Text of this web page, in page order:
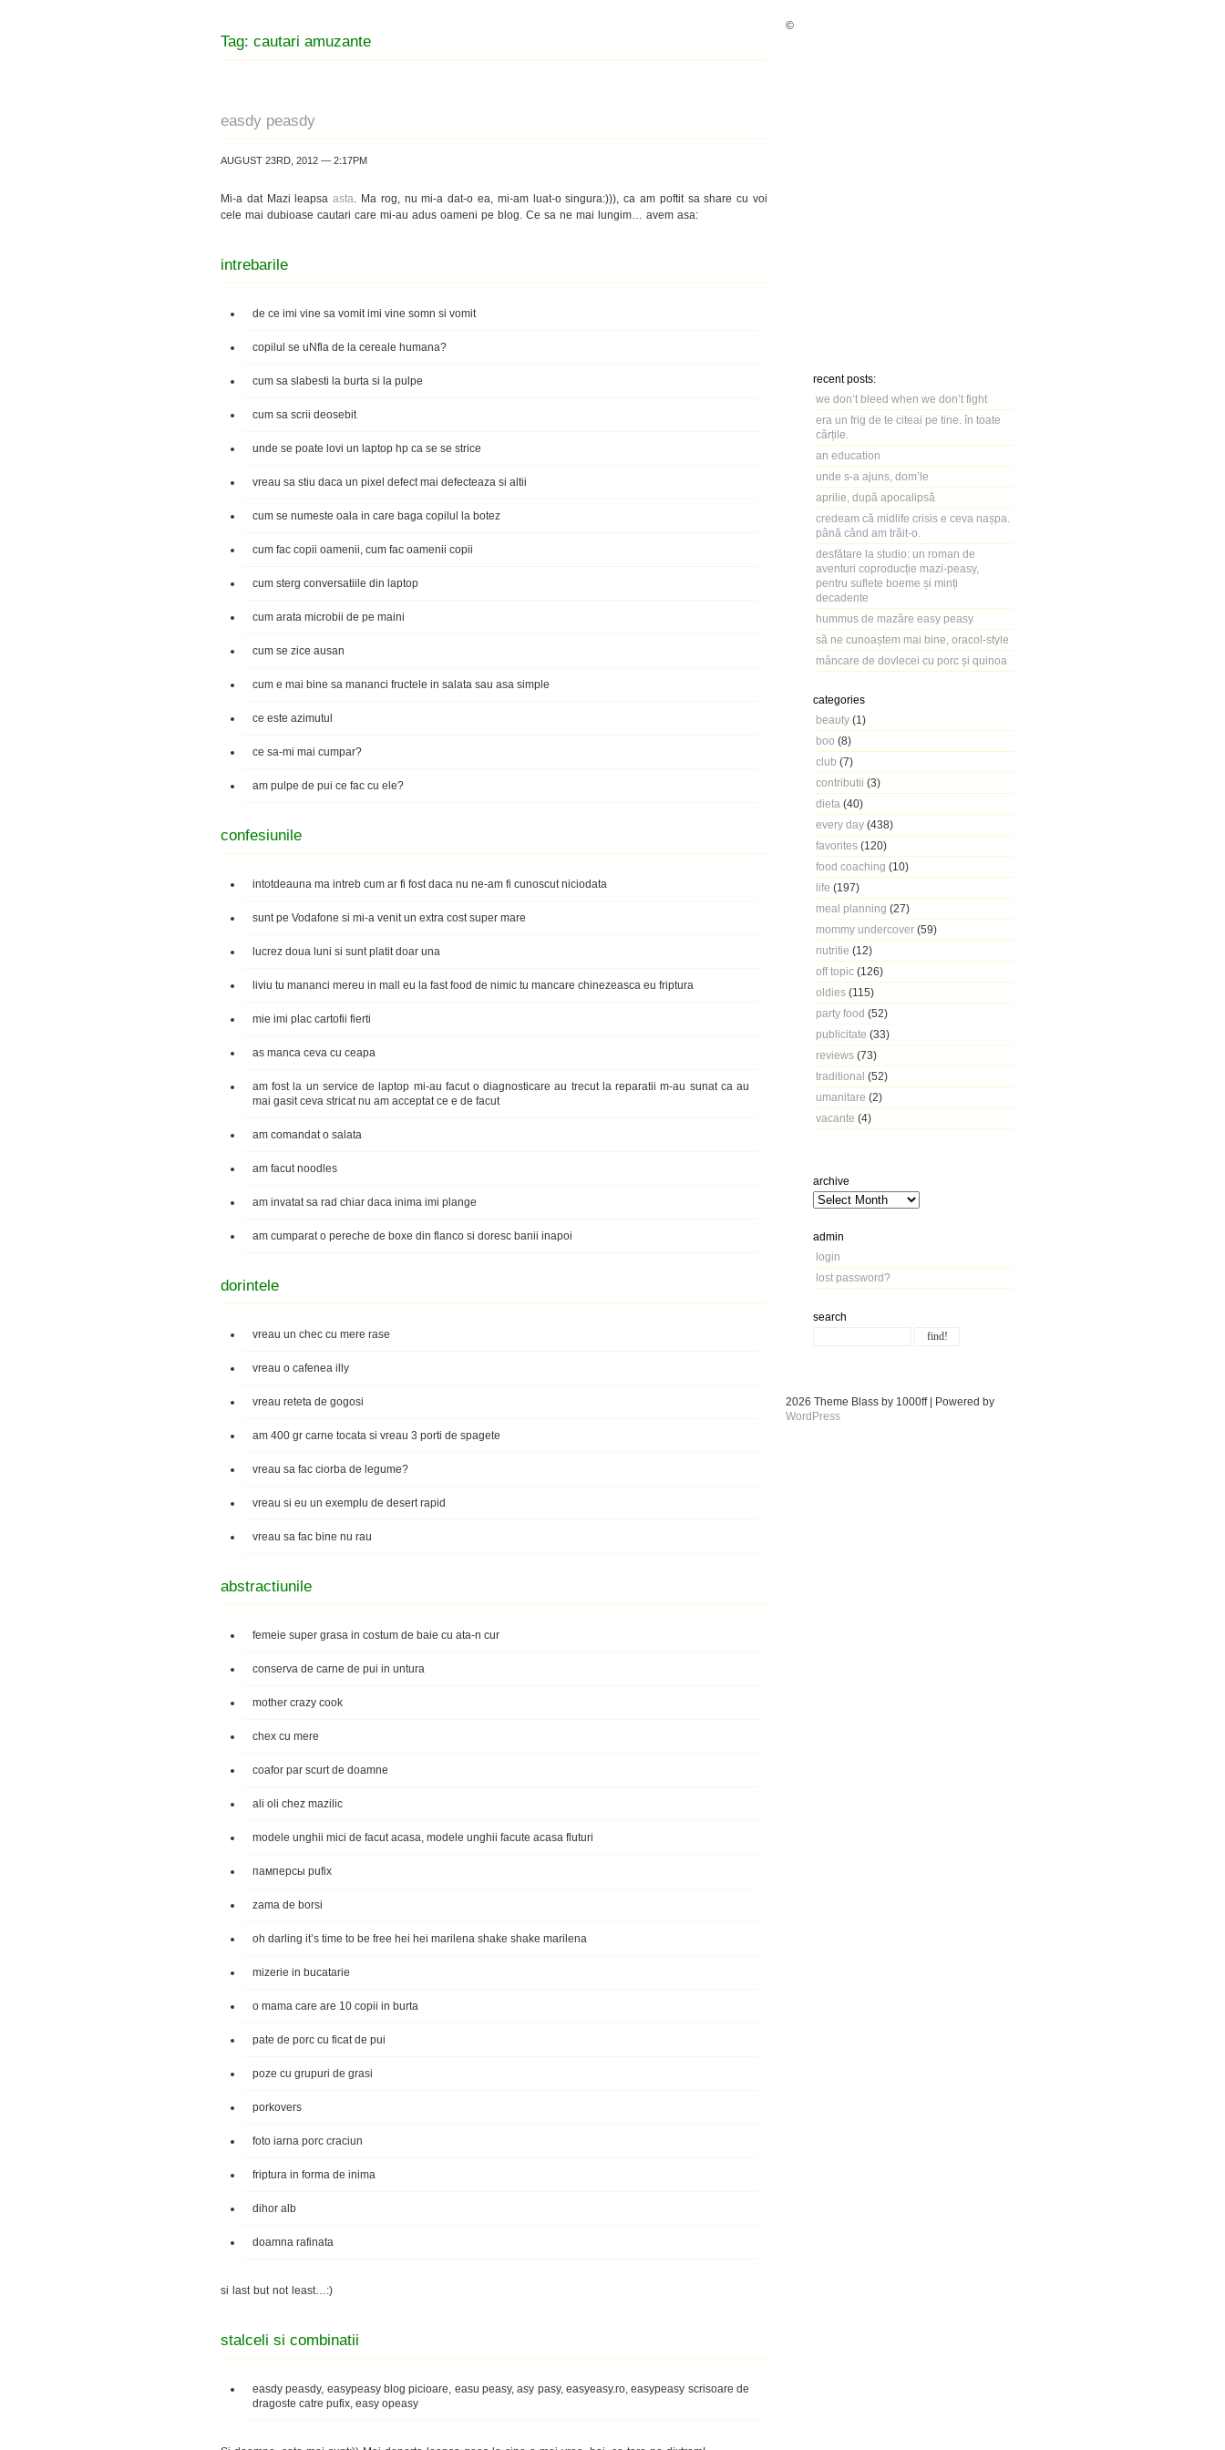
recent posts:
we don’t bleed when we don’t fight
era un frig de te citeai pe tine. în toate
cărțile.
an education
unde s-a ajuns, dom’le
aprilie, după apocalipsă
credeam că midlife crisis e ceva nașpa.
până când am trăit-o.
desfătare la studio: un roman de
aventuri coproducție mazi-peasy,
pentru suflete boeme și minți
decadente
hummus de mazăre easy peasy
să ne cunoaștem mai bine, oracol-style
mâncare de dovlecei cu porc și quinoa
categories
beauty (1)
boo (8)
club (7)
contributii (3)
dieta (40)
every day (438)
favorites (120)
food coaching (10)
life (197)
meal planning (27)
mommy undercover (59)
nutritie (12)
off topic (126)
oldies (115)
party food (52)
publicitate (33)
reviews (73)
traditional (52)
umanitare (2)
vacante (4)
archive
admin
login
lost password?
search
Tag: cautari amuzante
easdy peasdy
AUGUST 23RD, 2012 — 2:17PM
Mi-a dat Mazi leapsaasta . Ma rog, nu mi-a dat-o ea, mi-am luat-o singura:))), ca am poftit sa share cu voi
cele mai dubioase cautari care mi-au adus oameni pe blog. Ce sa ne mai lungim… avem asa:
intrebarile
de ce imi vine sa vomit imi vine somn si vomit
copilul se uNfla de la cereale humana?
cum sa slabesti la burta si la pulpe
cum sa scrii deosebit
unde se poate lovi un laptop hp ca se se strice
vreau sa stiu daca un pixel defect mai defecteaza si altii
cum se numeste oala in care baga copilul la botez
cum fac copii oamenii, cum fac oamenii copii
cum sterg conversatiile din laptop
cum arata microbii de pe maini
cum se zice ausan
cum e mai bine sa mananci fructele in salata sau asa simple
ce este azimutul
ce sa-mi mai cumpar?
am pulpe de pui ce fac cu ele?
confesiunile
intotdeauna ma intreb cum ar fi fost daca nu ne-am fi cunoscut niciodata
sunt pe Vodafone si mi-a venit un extra cost super mare
lucrez doua luni si sunt platit doar una
liviu tu mananci mereu in mall eu la fast food de nimic tu mancare chinezeasca eu friptura
mie imi plac cartofii fierti
as manca ceva cu ceapa
am fost la un service de laptop mi-au facut o diagnosticare au trecut la reparatii m-au sunat ca au
mai gasit ceva stricat nu am acceptat ce e de facut
am comandat o salata
am facut noodles
am invatat sa rad chiar daca inima imi plange
am cumparat o pereche de boxe din flanco si doresc banii inapoi
dorintele
vreau un chec cu mere rase
vreau o cafenea illy
vreau reteta de gogosi
am 400 gr carne tocata si vreau 3 porti de spagete
vreau sa fac ciorba de legume?
vreau si eu un exemplu de desert rapid
vreau sa fac bine nu rau
abstractiunile
femeie super grasa in costum de baie cu ata-n cur
conserva de carne de pui in untura
mother crazy cook
chex cu mere
coafor par scurt de doamne
ali oli chez mazilic
modele unghii mici de facut acasa, modele unghii facute acasa fluturi
памперсы pufix
zama de borsi
oh darling it’s time to be free hei hei marilena shake shake marilena
mizerie in bucatarie
o mama care are 10 copii in burta
pate de porc cu ficat de pui
poze cu grupuri de grasi
porkovers
foto iarna porc craciun
friptura in forma de inima
dihor alb
doamna rafinata
si last but not least…:)
stalceli si combinatii
easdy peasdy, easypeasy blog picioare, easu peasy, asy pasy, easyeasy.ro, easypeasy scrisoare de
dragoste catre pufix, easy opeasy
©
2026 Theme Blass by 1000ff | Powered by
WordPress